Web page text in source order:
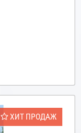
ХИТ ПРОДАЖ